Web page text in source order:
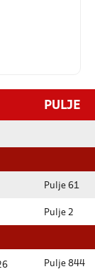
PULJE
Pulje 61
Pulje 2
Pulje 844